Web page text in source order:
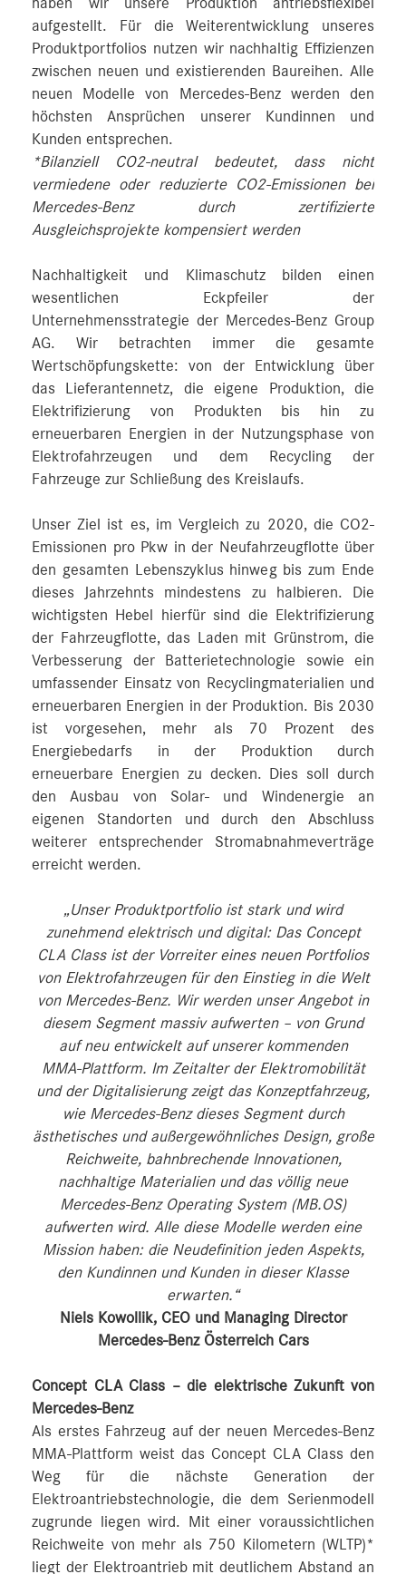
haben wir unsere Produktion antriebsflexibel
aufgestellt. Für die Weiterentwicklung unseres
Produktportfolios nutzen wir nachhaltig Effizienzen
zwischen neuen und existierenden Baureihen. Alle
neuen Modelle von Mercedes-Benz werden den
höchsten Ansprüchen unserer Kundinnen und
Kunden entsprechen.
*Bilanziell CO2-neutral bedeutet, dass nicht
vermiedene oder reduzierte CO2-Emissionen bei
Mercedes-Benz durch zertifizierte
Ausgleichsprojekte kompensiert werden
Nachhaltigkeit und Klimaschutz bilden einen
wesentlichen Eckpfeiler der
Unternehmensstrategie der Mercedes-Benz Group
AG. Wir betrachten immer die gesamte
Wertschöpfungskette: von der Entwicklung über
das Lieferantennetz, die eigene Produktion, die
Elektrifizierung von Produkten bis hin zu
erneuerbaren Energien in der Nutzungsphase von
Elektrofahrzeugen und dem Recycling der
Fahrzeuge zur Schließung des Kreislaufs.
Unser Ziel ist es, im Vergleich zu 2020, die CO2-
Emissionen pro Pkw in der Neufahrzeugflotte über
den gesamten Lebenszyklus hinweg bis zum Ende
dieses Jahrzehnts mindestens zu halbieren. Die
wichtigsten Hebel hierfür sind die Elektrifizierung
der Fahrzeugflotte, das Laden mit Grünstrom, die
Verbesserung der Batterietechnologie sowie ein
umfassender Einsatz von Recyclingmaterialien und
erneuerbaren Energien in der Produktion. Bis 2030
ist vorgesehen, mehr als 70 Prozent des
Energiebedarfs in der Produktion durch
erneuerbare Energien zu decken. Dies soll durch
den Ausbau von Solar- und Windenergie an
eigenen Standorten und durch den Abschluss
weiterer entsprechender Stromabnahmeverträge
erreicht werden.
„Unser Produktportfolio ist stark und wird
zunehmend elektrisch und digital: Das Concept
CLA Class ist der Vorreiter eines neuen Portfolios
von Elektrofahrzeugen für den Einstieg in die Welt
von Mercedes‑Benz. Wir werden unser Angebot in
diesem Segment massiv aufwerten – von Grund
auf neu entwickelt auf unserer kommenden
MMA‑Plattform. Im Zeitalter der Elektromobilität
und der Digitalisierung zeigt das Konzeptfahrzeug,
wie Mercedes‑Benz dieses Segment durch
ästhetisches und außergewöhnliches Design, große
Reichweite, bahnbrechende Innovationen,
nachhaltige Materialien und das völlig neue
Mercedes‑Benz Operating System (MB.OS)
aufwerten wird. Alle diese Modelle werden eine
Mission haben: die Neudefinition jeden Aspekts,
den Kundinnen und Kunden in dieser Klasse
erwarten.“
Niels Kowollik, CEO und Managing Director
Mercedes-Benz Österreich Cars
Concept CLA Class – die elektrische Zukunft von
Mercedes-Benz
Als erstes Fahrzeug auf der neuen Mercedes-Benz
MMA-Plattform weist das Concept CLA Class den
Weg für die nächste Generation der
Elektroantriebstechnologie, die dem Serienmodell
zugrunde liegen wird. Mit einer voraussichtlichen
Reichweite von mehr als 750 Kilometern (WLTP)*
liegt der Elektroantrieb mit deutlichem Abstand an